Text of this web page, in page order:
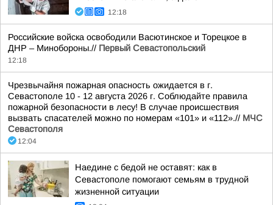
12:18
Российские войска освободили Васютинское и Торецкое в
ДНР – Минобороны.// Первый Севастопольский
12:18
Чрезвычайня пожарная опасность ожидается в г.
Севастополе 10 - 12 августа 2026 г. Соблюдайте правила
пожарной безопасности в лесу! В случае происшествия
вызвать спасателей можно по номерам «101» и «112».// МЧС
Севастополя
12:04
Наедине с бедой не оставят: как в
Севастополе помогают семьям в трудной
жизненной ситуации